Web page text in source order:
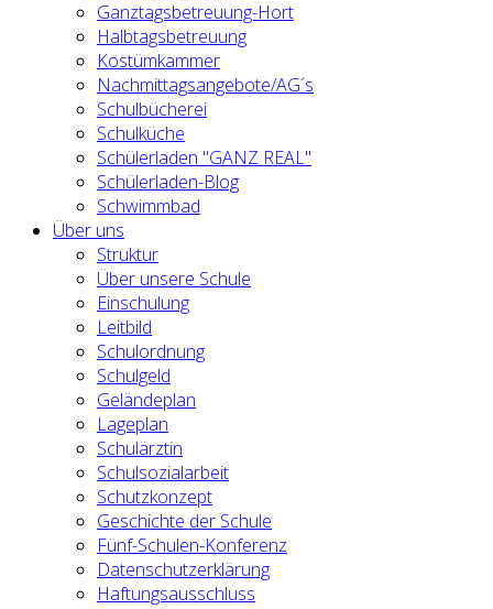
Ganztagsbetreuung-Hort
Halbtagsbetreuung
Kostümkammer
Nachmittagsangebote/AG´s
Schulbücherei
Schulküche
Schülerladen "GANZ REAL"
Schülerladen-Blog
Schwimmbad
Über uns
Struktur
Über unsere Schule
Einschulung
Leitbild
Schulordnung
Schulgeld
Geländeplan
Lageplan
Schulärztin
Schulsozialarbeit
Schutzkonzept
Geschichte der Schule
Fünf-Schulen-Konferenz
Datenschutzerklärung
Haftungsausschluss